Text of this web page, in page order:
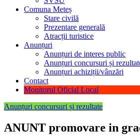
Comuna Meteș
Stare civilă
Prezentare generală
Atracții turistice
Anunțuri
Anunțuri de interes public
Anunțuri concursuri și
Anunțuri achiziții/vânzări
Contact
Monitorul Oficial Local
Anunțuri concursuri și rezultate
ANUNT promovare in